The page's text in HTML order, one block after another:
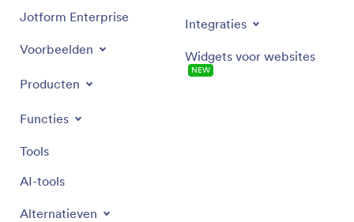
Jotform Enterprise
Voorbeelden
Producten
Functies
Tools
AI-tools
Alternatieven
Integraties
Widgets voor websites
NEW